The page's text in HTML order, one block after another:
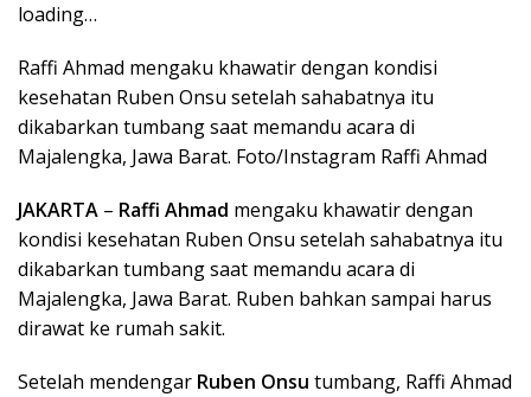
loading…
Raffi Ahmad mengaku khawatir dengan kondisi
kesehatan Ruben Onsu setelah sahabatnya itu
dikabarkan tumbang saat memandu acara di
Majalengka, Jawa Barat. Foto/Instagram Raffi Ahmad
JAKARTA – Raffi Ahmad mengaku khawatir dengan
kondisi kesehatan Ruben Onsu setelah sahabatnya itu
dikabarkan tumbang saat memandu acara di
Majalengka, Jawa Barat. Ruben bahkan sampai harus
dirawat ke rumah sakit.
Setelah mendengar Ruben Onsu tumbang, Raffi Ahmad